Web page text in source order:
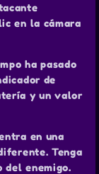
en la cámara
ha pasado
de
y un valor
en una
Tenga
del enemigo.